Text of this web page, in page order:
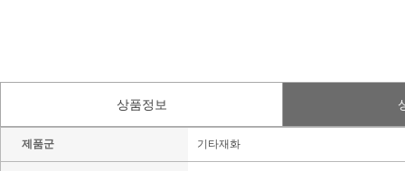
상품정보
제품군 기타재화